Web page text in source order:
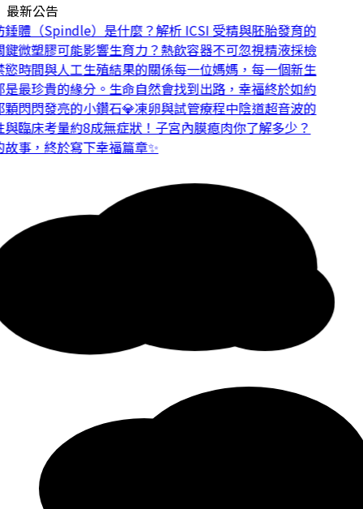
最新公告
體（Spindle）是什麼？解析 ICSI 受精與胚胎發育的
微塑膠可能影響生育力？熱飲容器不可忽視精液採檢
時間與人工生殖結果的關係每一位媽媽，每一個新生
最珍貴的緣分。 生命自然會找到出路，幸福終於如約
閃閃發亮的小鑽石💎凍卵與試管療程中陰道超音波的
臨床考量約8成無症狀！子宮內膜瘜肉你了解多少？
事，終於寫下幸福篇章✨